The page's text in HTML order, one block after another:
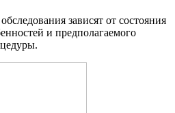
зависят от состояния
и предполагаемого